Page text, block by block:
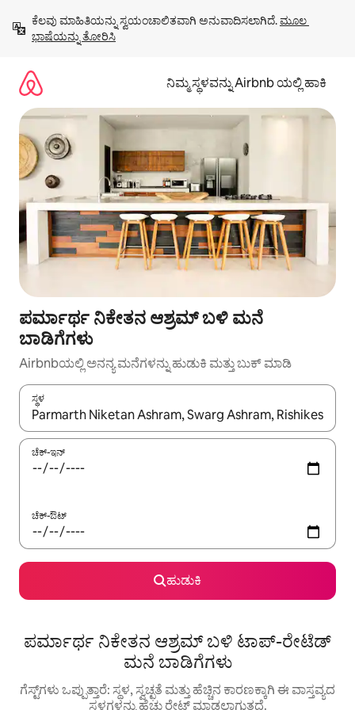
ಹೋಗಿ
ಕೆಲವು ಮಾಹಿತಿಯನ್ನು ಸ್ವಯಂಚಾಲಿತವಾಗಿ ಅನುವಾದಿಸಲಾಗಿದೆ. ಮೂಲ
ಭಾಷೆಯನ್ನು ತೋರಿಸಿ
ನಿಮ್ಮ ಸ್ಥಳವನ್ನು Airbnb ಯಲ್ಲಿ ಹಾಕಿ
ಪರ್ಮಾರ್ಥ ನಿಕೇತನ ಆಶ್ರಮ್ ಬಳಿ ಮನೆ
ಬಾಡಿಗೆಗಳು
Airbnbಯಲ್ಲಿ ಅನನ್ಯ ಮನೆಗಳನ್ನು ಹುಡುಕಿ ಮತ್ತು ಬುಕ್ ಮಾಡಿ
ಸ್ಥಳ
ಫಲಿತಾಂಶಗಳು ಲಭ್ಯವಿರುವಾಗ, ಅಪ್ ಮತ್ತು ಡೌನ್ ಬಾಣದ ಕೀಲಿಗಳೊಂದಿಗೆ
ಚೆಕ್-ಇನ್
ಚೆಕ್-ಔಟ್
ಹುಡುಕಿ
ಪರ್ಮಾರ್ಥ ನಿಕೇತನ ಆಶ್ರಮ್ ಬಳಿ ಟಾಪ್-ರೇಟೆಡ್
ಮನೆ ಬಾಡಿಗೆಗಳು
ಗೆಸ್ಟ್‌ಗಳು ಒಪ್ಪುತ್ತಾರೆ: ಸ್ಥಳ, ಸ್ವಚ್ಛತೆ ಮತ್ತು ಹೆಚ್ಚಿನ ಕಾರಣಕ್ಕಾಗಿ ಈ ವಾಸ್ತವ್ಯದ
ಸ್ಥಳಗಳನ್ನು ಹೆಚ್ಚು ರೇಟ್ ಮಾಡಲಾಗುತ್ತದೆ.